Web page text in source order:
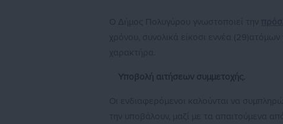
Υποβολή αιτήσεων συμμετοχής.